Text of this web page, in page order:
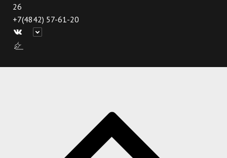
26
+7(4842) 57-61-20